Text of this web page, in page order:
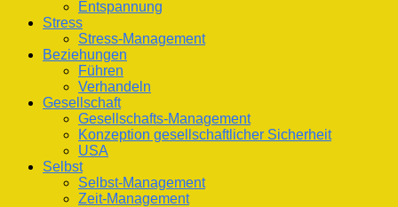
Entspannung
Stress
Stress-Management
Beziehungen
Führen
Verhandeln
Gesellschaft
Gesellschafts-Management
Konzeption gesellschaftlicher Sicherheit
USA
Selbst
Selbst-Management
Zeit-Management